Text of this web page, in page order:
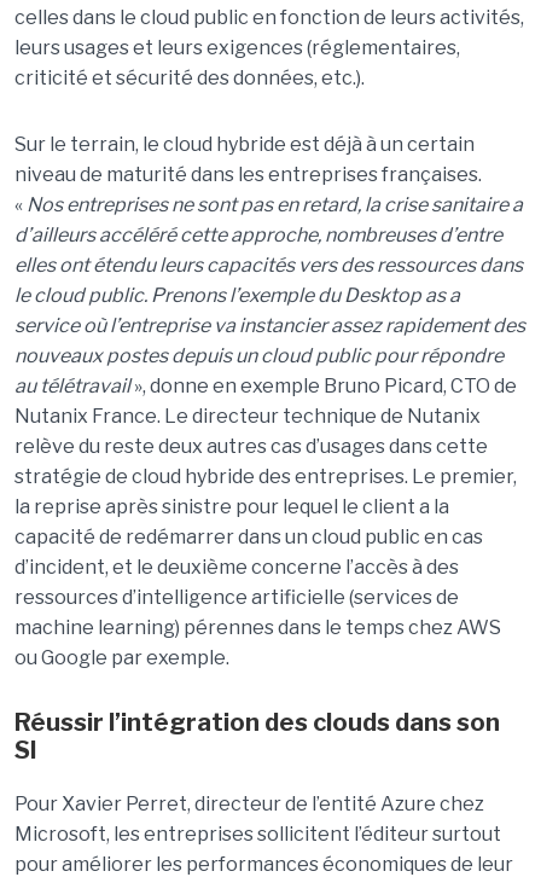
celles dans le cloud public en fonction de leurs activités,
leurs usages et leurs exigences (réglementaires,
criticité et sécurité des données, etc.).
Sur le terrain, le cloud hybride est déjà à un certain
niveau de maturité dans les entreprises françaises.
« Nos entreprises ne sont pas en retard, la crise sanitaire a
d’ailleurs accéléré cette approche, nombreuses d’entre
elles ont étendu leurs capacités vers des ressources dans
le cloud public. Prenons l’exemple du Desktop as a
service oùl’entreprise va instancier assez rapidement des
nouveaux postes depuis un cloud public pour répondre
au télétravail», donne en exemple Bruno Picard, CTO de
Nutanix France. Le directeur technique de Nutanix
relève du reste deux autres cas d’usages dans cette
stratégie de cloud hybride des entreprises. Le premier,
la reprise après sinistre pour lequel le client a la
capacité de redémarrer dans un cloud public en cas
d’incident, et le deuxième concerne l’accès à des
ressources d’intelligence artificielle (services de
machine learning) pérennes dans le temps chez AWS
ou Google par exemple.
Réussir l’intégration des clouds dans son
SI
Pour Xavier Perret, directeur de l’entité Azure chez
Microsoft, les entreprises sollicitent l’éditeur surtout
pour améliorer les performances économiques de leur